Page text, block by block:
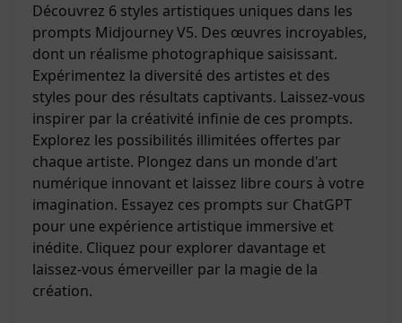
Découvrez 6 styles artistiques uniques dans les
prompts Midjourney V5. Des œuvres incroyables,
dont un réalisme photographique saisissant.
Expérimentez la diversité des artistes et des
styles pour des résultats captivants. Laissez-vous
inspirer par la créativité infinie de ces prompts.
Explorez les possibilités illimitées offertes par
chaque artiste. Plongez dans un monde d'art
numérique innovant et laissez libre cours à votre
imagination. Essayez ces prompts sur ChatGPT
pour une expérience artistique immersive et
inédite. Cliquez pour explorer davantage et
laissez-vous émerveiller par la magie de la
création.